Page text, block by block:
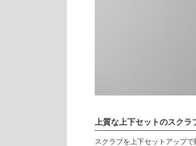
上質な上下セットのスク
スクラブを上下セットアップ